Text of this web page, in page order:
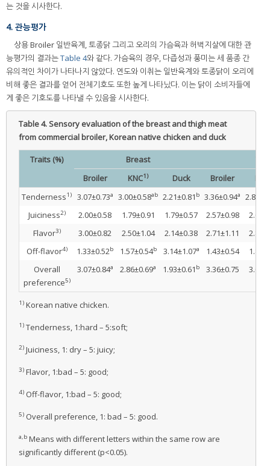
는 것을 시사한다.
4. 관능평가
상용 Broiler 일반육계, 토종닭 그리고 오리의 가슴육과 허벅지살에 대한 관
능평가의 결과는Table 4와 같다. 가슴육의 경우, 다즙성과 풍미는 세 품종 간
유의적인 차이가 나타나지 않았다. 연도와 이취는 일반육계와 토종닭이 오리에
비해 좋은 결과를 얻어 전체기호도 또한 높게 나타났다. 이는 닭이 소비자들에
게 좋은 기호도를 나타낼 수 있음을 시사한다.
Table 4.Sensory evaluation of the breast and thigh meat
from commercial broiler, Korean native chicken and duck
Traits (%) Breast
Broiler
KNC1) Duck Broiler
Tenderness1) 3.07±0.73a 3.00±0.58ab 2.21±0.81 b 3.36±0.94a
Juiciness2) 2.00±0.58 1.79±0.91 1.79±0.57 2.57±0.98
Flavor3) 3.00±0.82 2.50±1.04 2.14±0.38 2.71±1.11
Off-flavor4) 1.33±0.52b 1.57±0.54b 3.14±1.07a 1.43±0.54
Overall
preference5)
3.07±0.84a 2.86±0.69a 1.93±0.61 b 3.36±0.75
1) Korean native chicken.
1) Tenderness, 1:hard – 5:soft;
2) Juiciness, 1: dry – 5: juicy;
3) Flavor, 1:bad – 5: good;
4) Off-flavor, 1:bad – 5: good;
5) Overall preference, 1: bad – 5: good.
a,b Means with different letters within the same row are
significantly different (p<0.05).